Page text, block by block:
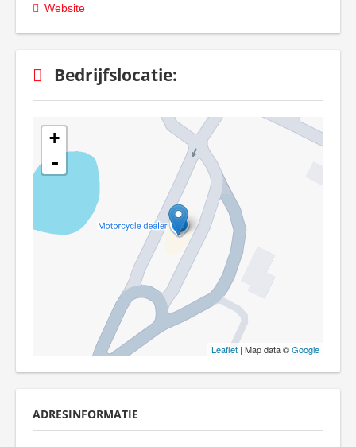
Website
Bedrijfslocatie:
+
-
Leaflet | Map data ©Google
ADRESINFORMATIE